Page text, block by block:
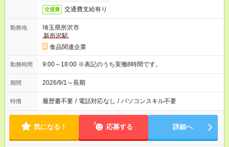
交通費 交通費支給有り
勤務地
埼玉県所沢市
新所沢駅
食品関連企業
勤務時間 9:00～18:00 ※表記のうち実働8時間です。
期間 2026/9/1～長期
特徴 履歴書不要 / 電話対応なし / パソコンスキル不要
気になる！ 応募する 詳細へ